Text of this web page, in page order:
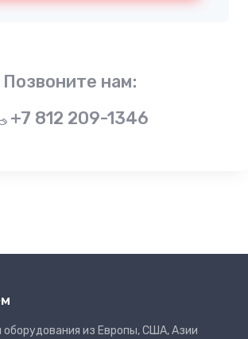
Позвоните нам:
+7 812 209-1346
оборудования из Европы, США, Азии